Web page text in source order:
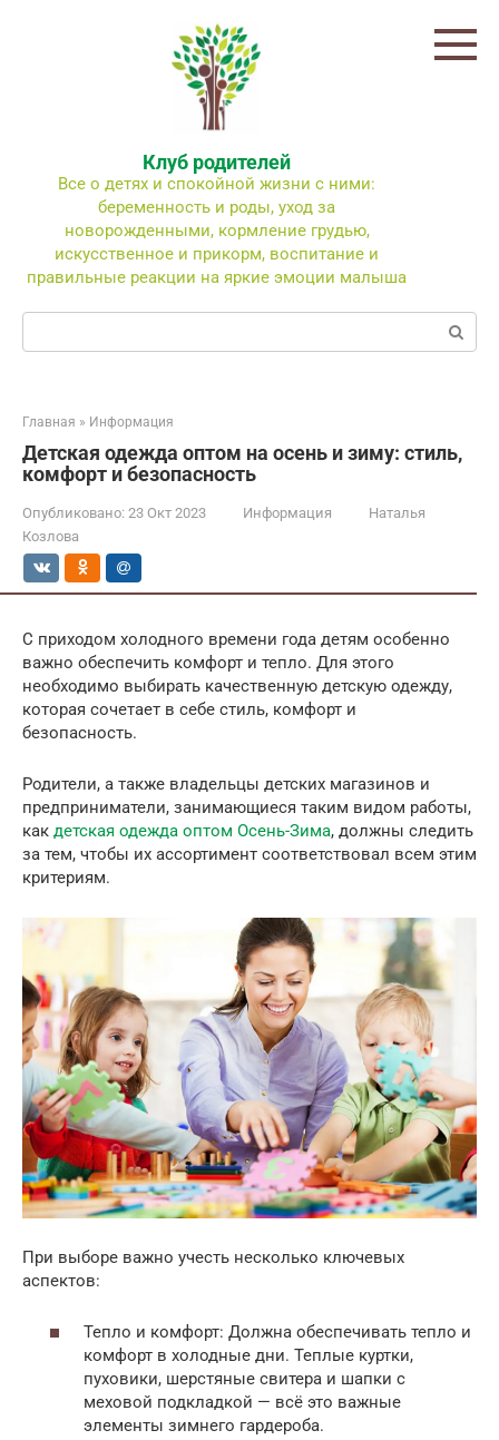
Клуб родителей
Все о детях и спокойной жизни с ними:
беременность и роды, уход за
новорожденными, кормление грудью,
искусственное и прикорм, воспитание и
правильные реакции на яркие эмоции малыша
Поиск:
Главная » Информация
Детская одежда оптом на осень и зиму: стиль,
комфорт и безопасность
Опубликовано: 23 Окт 2023 Информация
Наталья
Козлова
С приходом холодного времени года детям особенно
важно обеспечить комфорт и тепло. Для этого
необходимо выбирать качественную детскую одежду,
которая сочетает в себе стиль, комфорт и
безопасность.
Родители, а также владельцы детских магазинов и
предприниматели, занимающиеся таким видом работы,
как детская одежда оптом Осень-Зима, должны следить
за тем, чтобы их ассортимент соответствовал всем этим
критериям.
При выборе важно учесть несколько ключевых
аспектов:
Тепло и комфорт: Должна обеспечивать тепло и
комфорт в холодные дни. Теплые куртки,
пуховики, шерстяные свитера и шапки с
меховой подкладкой — всё это важные
элементы зимнего гардероба.